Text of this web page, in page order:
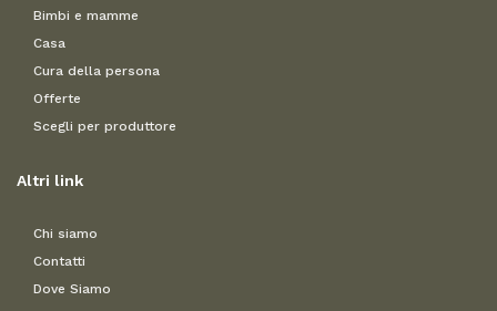
Bimbi e mamme
Casa
Cura della persona
Offerte
Scegli per produttore
Altri link
Chi siamo
Contatti
Dove Siamo